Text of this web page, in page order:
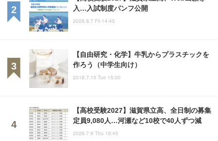
入…入試制度パンフ公開
2026.8.7 Fri 14:45
【自由研究・化学】牛乳からプラスチックを
作ろう（中学生向け）
2018.7.10 Tue 15:00
【高校受験2027】滋賀県立高、全日制の募集
定員9,080人…河瀬など10校で40人ずつ減
2026.7.9 Thu 19:45